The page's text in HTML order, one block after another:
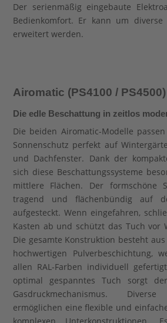
Der serienmäßig eingebaute
Bedienkomfort. Er kann um diverse
erweitert werden.
Airomatic (PS4100 / PS4500)
Die edle Beschattung in zeitlos
Die beiden Airomatic-Modelle
Sonnenschutz perfekt auf
und Dachfenster. Dank der
sich diese Beschattungssysteme
mittlere Flächen. Der formschöne
tragend und flächenbündig auf
aufgesteckt. Wenn eingefahren,
Kasten ab und schützt das Tuch vor
Die gesamte Konstruktion besteht
hochwertigen Pulverbeschichtung,
allen RAL-Farben individuell
optimal gespanntes Tuch sorgt
Gasdruckmechanismus. Diverse
ermöglichen eine flexible und
komplexen Unterkonstruktionen.